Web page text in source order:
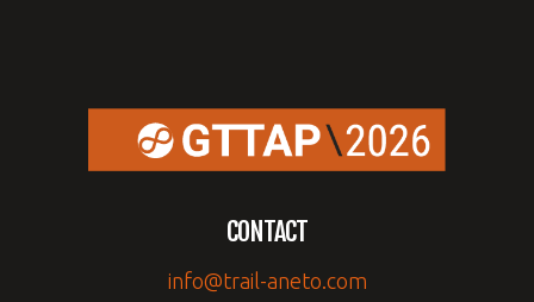
CONTACT
info@trail-aneto.com